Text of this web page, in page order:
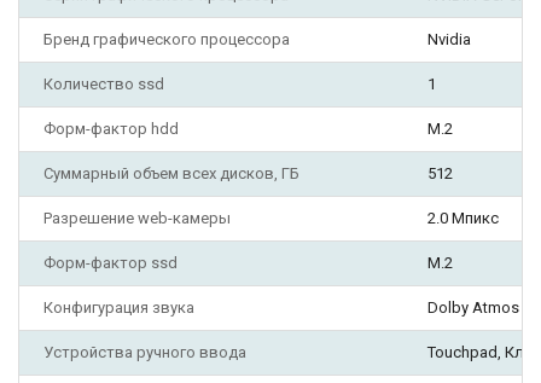
Бренд графического процессора Nvidia
Количество ssd 1
Форм-фактор hdd M.2
Суммарный объем всех дисков, ГБ 512
Разрешение web-камеры 2.0 Мпикс
Форм-фактор ssd M.2
Конфигурация звука Dolby Atmos
Устройства ручного ввода Touchpad,